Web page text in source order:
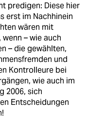
predigen: Diese hier
erst im Nachhinein
wären mit
– wie auch
– die gewählten,
und
Kontrolleure bei
wie auch im
2006, sich
Entscheidungen